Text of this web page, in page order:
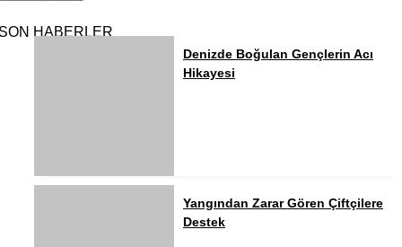
HABERLER
Denizde Boğulan Gençlerin Acı
Hikayesi
Yangından Zarar Gören Çiftçilere
Destek